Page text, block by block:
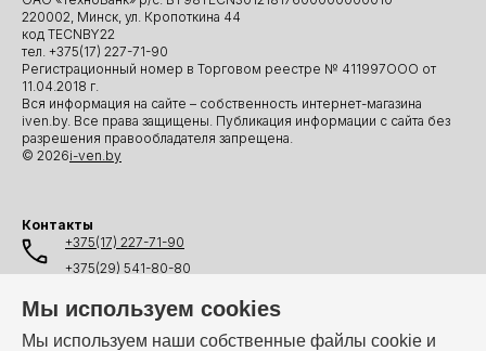
Мы используем cookies
Мы используем наши собственные файлы cookie и
220002, Минск, ул. Кропоткина 44
код TECNBY22
тел. +375(17) 227-71-90
Регистрационный номер в Торговом реестре № 411997ООО от
11.04.2018 г.
Вся информация на сайте – собственность интернет-магазина
iven.by. Все права защищены. Публикация информации с сайта без
разрешения правообладателя запрещена.
© 2026i-ven.by
Контакты
+375(17) 227-71-90
+375(29) 541-80-80
+375(44) 541-80-80